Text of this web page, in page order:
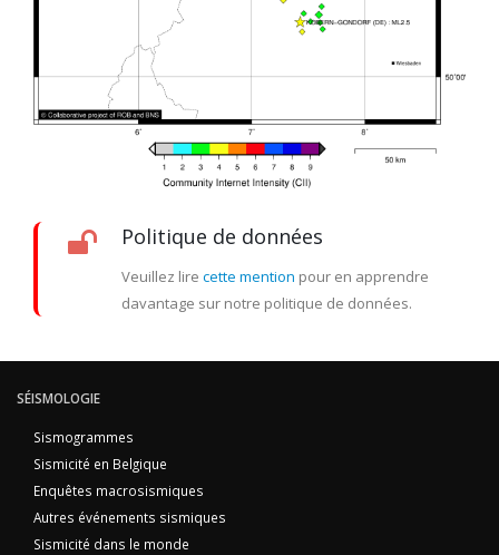
Politique de données
Veuillez lire cette mention pour en apprendre
davantage sur notre politique de données.
SÉISMOLOGIE
Sismogrammes
Sismicité en Belgique
Enquêtes macrosismiques
Autres événements sismiques
Sismicité dans le monde